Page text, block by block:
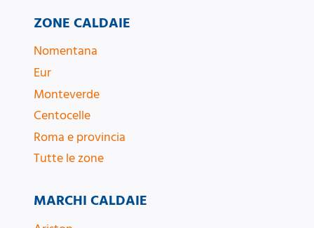
ZONE CALDAIE
Nomentana
Eur
Monteverde
Centocelle
Roma e provincia
Tutte le zone
MARCHI CALDAIE